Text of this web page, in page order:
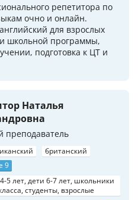
репетитора по
очно и онлайн.
для взрослых
школьной программы,
подготовка к ЦТ и
Наталья
преподаватель
британский
9
5 лет, дети 6-7 лет, школьники
студенты, взрослые